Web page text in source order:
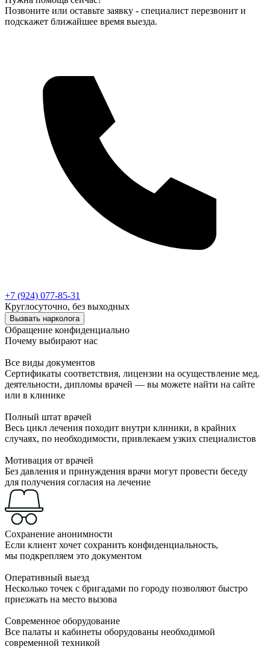
Позвоните или оставьте заявку - специалист перезвонит и
подскажет ближайшее время выезда.
+7 (924) 077-85-31
Круглосуточно, без выходных
Вызвать нарколога
Обращение конфиденциально
Почему выбирают нас
Все виды документов
Сертификаты соответствия, лицензии на осуществление мед.
деятельности, дипломы врачей — вы можете найти на сайте
или в клинике
Полный штат врачей
Весь цикл лечения походит внутри клиники, в крайних
случаях, по необходимости, привлекаем узких специалистов
Мотивация от врачей
Без давления и принуждения врачи могут провести беседу
для получения согласия на лечение
Сохранение анонимности
Если клиент хочет сохранить конфиденциальность,
мы подкрепляем это документом
Оперативный выезд
Несколько точек с бригадами по городу позволяют быстро
приезжать на место вызова
Современное оборудование
Все палаты и кабинеты оборудованы необходимой
современной техникой